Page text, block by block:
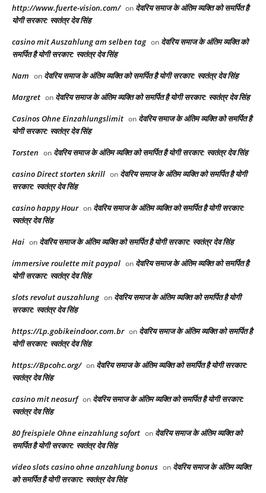
http://www.fuerte-vision.com/ on देवरिय समाज के अंतिम व्यक्ति को समर्पित है
योगी सरकार: स्वतंत्र देव सिंह
casino mit Auszahlung am selben tag on देवरिय समाज के अंतिम व्यक्ति को
समर्पित है योगी सरकार: स्वतंत्र देव सिंह
Nam on देवरिय समाज के अंतिम व्यक्ति को समर्पित है योगी सरकार: स्वतंत्र देव सिंह
Margret on देवरिय समाज के अंतिम व्यक्ति को समर्पित है योगी सरकार: स्वतंत्र देव सिंह
Casinos Ohne Einzahlungslimit on देवरिय समाज के अंतिम व्यक्ति को समर्पित है
योगी सरकार: स्वतंत्र देव सिंह
Torsten on देवरिय समाज के अंतिम व्यक्ति को समर्पित है योगी सरकार: स्वतंत्र देव सिंह
casino Direct storten skrill on देवरिय समाज के अंतिम व्यक्ति को समर्पित है योगी
सरकार: स्वतंत्र देव सिंह
casino happy Hour on देवरिय समाज के अंतिम व्यक्ति को समर्पित है योगी सरकार:
स्वतंत्र देव सिंह
Hai on देवरिय समाज के अंतिम व्यक्ति को समर्पित है योगी सरकार: स्वतंत्र देव सिंह
immersive roulette mit paypal on देवरिय समाज के अंतिम व्यक्ति को समर्पित है
योगी सरकार: स्वतंत्र देव सिंह
slots revolut auszahlung on देवरिय समाज के अंतिम व्यक्ति को समर्पित है योगी
सरकार: स्वतंत्र देव सिंह
https://Lp.gobikeindoor.com.br on देवरिय समाज के अंतिम व्यक्ति को समर्पित है
योगी सरकार: स्वतंत्र देव सिंह
https://Bpcohc.org/ on देवरिय समाज के अंतिम व्यक्ति को समर्पित है योगी सरकार:
स्वतंत्र देव सिंह
casino mit neosurf on देवरिय समाज के अंतिम व्यक्ति को समर्पित है योगी सरकार:
स्वतंत्र देव सिंह
80 freispiele Ohne einzahlung sofort on देवरिय समाज के अंतिम व्यक्ति को
समर्पित है योगी सरकार: स्वतंत्र देव सिंह
video slots casino ohne anzahlung bonus on देवरिय समाज के अंतिम व्यक्ति
को समर्पित है योगी सरकार: स्वतंत्र देव सिंह